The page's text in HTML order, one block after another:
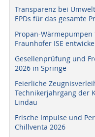
Transparenz bei
EPDs für das gesamte
Propan-
Fraunhofer ISE
Gesellenprüfung und
2026 in Springe
Feierliche
Technikerjahrgang der
Lindau
Frische Impulse und
Chillventa 2026